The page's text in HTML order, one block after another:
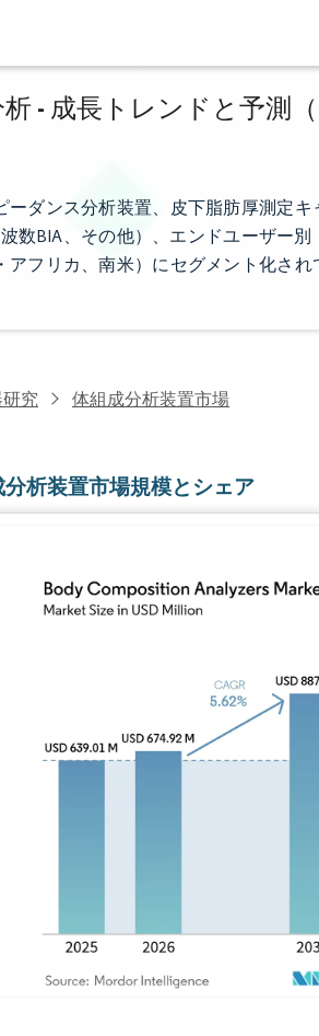
- 成長トレンドと予測
ダンス分析装置、皮下脂肪厚測定
数BIA、その他）、エンドユーザー
フリカ、南米）にセグメント化さ
究 体組成分析装置市場
析装置市場規模とシェア
画像 © Mordor